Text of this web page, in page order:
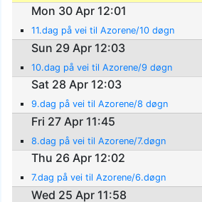
Mon 30 Apr 12:01
11.dag på vei til Azorene/10 døgn
Sun 29 Apr 12:03
10.dag på vei til Azorene/9 døgn
Sat 28 Apr 12:03
9.dag på vei til Azorene/8 døgn
Fri 27 Apr 11:45
8.dag på vei til Azorene/7.døgn
Thu 26 Apr 12:02
7.dag på vei til Azorene/6.døgn
Wed 25 Apr 11:58